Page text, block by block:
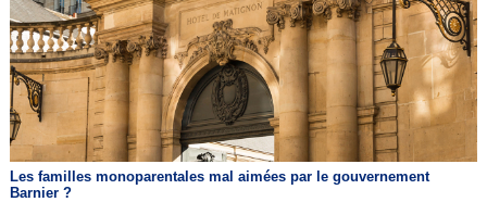
Les familles monoparentales mal aimées par le gouvernement
Barnier ?